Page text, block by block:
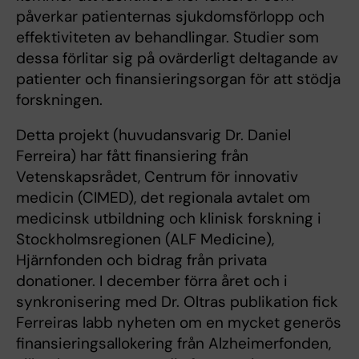
påverkar patienternas sjukdomsförlopp och
effektiviteten av behandlingar. Studier som
dessa förlitar sig på ovärderligt deltagande av
patienter och finansieringsorgan för att stödja
forskningen.
Detta projekt (huvudansvarig Dr. Daniel
Ferreira) har fått finansiering från
Vetenskapsrådet, Centrum för innovativ
medicin (CIMED), det regionala avtalet om
medicinsk utbildning och klinisk forskning i
Stockholmsregionen (ALF Medicine),
Hjärnfonden och bidrag från privata
donationer. I december förra året och i
synkronisering med Dr. Oltras publikation fick
Ferreiras labb nyheten om en mycket generös
finansieringsallokering från Alzheimerfonden,